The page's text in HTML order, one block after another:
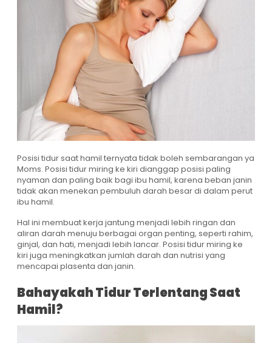
Posisi tidur saat hamil ternyata tidak boleh sembarangan ya
Moms. Posisi tidur miring ke kiri dianggap posisi paling
nyaman dan paling baik bagi ibu hamil, karena beban janin
tidak akan menekan pembuluh darah besar di dalam perut
ibu hamil.
Hal ini membuat kerja jantung menjadi lebih ringan dan
aliran darah menuju berbagai organ penting, seperti rahim,
ginjal, dan hati, menjadi lebih lancar. Posisi tidur miring ke
kiri juga meningkatkan jumlah darah dan nutrisi yang
mencapai plasenta dan janin.
Bahayakah Tidur Terlentang Saat
Hamil?